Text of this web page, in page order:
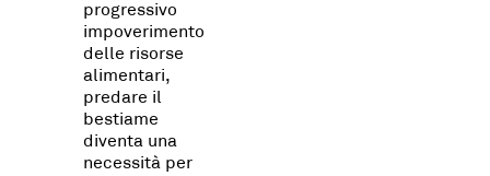
progressivo
impoverimento
delle risorse
alimentari,
predare il
bestiame
diventa una
necessità per